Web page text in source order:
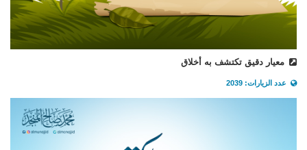
معيار دقيق تكتشف به أخلاق
عدد الزيارات: 2039